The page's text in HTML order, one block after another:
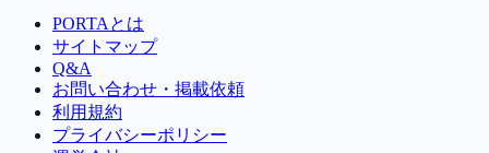
PORTAとは
サイトマップ
Q&A
お問い合わせ・掲載依頼
利用規約
プライバシーポリシー